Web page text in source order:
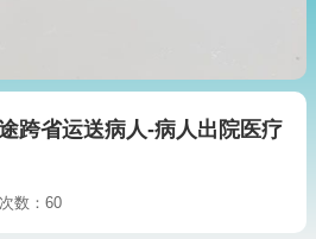
跨省运送病人-病人出院医疗
数：60